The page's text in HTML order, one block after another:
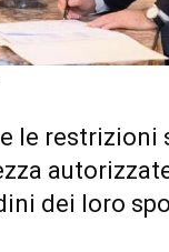
le restrizioni
dei loro